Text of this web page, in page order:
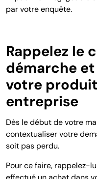
par votre enquête.
Rappelez le
démarche
votre
entreprise
Dès le début de votre
contextualiser votre
soit pas perdu.
Pour ce faire, rappelez-